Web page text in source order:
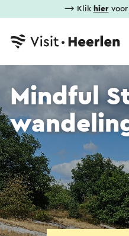
⟶ Klik hiervoor
Mindful